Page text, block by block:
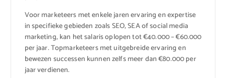
Voor marketeers met enkele jaren ervaring en expertise
in specifieke gebieden zoals SEO, SEA of social media
marketing, kan het salaris oplopen tot €40.000 – €60.000
per jaar. Topmarketeers met uitgebreide ervaring en
bewezen successen kunnen zelfs meer dan €80.000 per
jaar verdienen.